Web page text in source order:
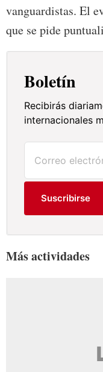
vanguardistas. El
que se pide
Boletín
Recibirás
internacionales
Suscribirse
Más actividades